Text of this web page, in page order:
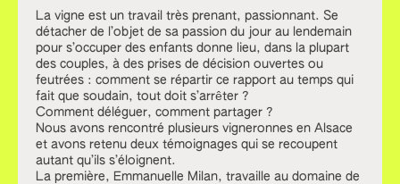
La vigne est un travail très prenant, passionnant. Se
détacher de l’objet de sa passion du jour au lendemain
pour s’occuper des enfants donne lieu, dans la plupart
des couples, à des prises de décision ouvertes ou
feutrées : comment se répartir ce rapport au temps qui
fait que soudain, tout doit s’arrêter ?
Comment déléguer, comment partager ?
Nous avons rencontré plusieurs vigneronnes en Alsace
et avons retenu deux témoignages qui se recoupent
autant qu’ils s’éloignent.
La première, Emmanuelle Milan, travaille au domaine de